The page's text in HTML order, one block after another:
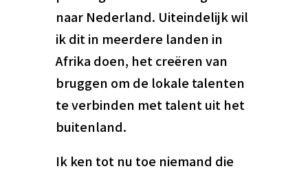
naar Nederland. Uiteindelijk wil
ik dit in meerdere landen in
Afrika doen, het creëren van
bruggen om de lokale talenten
te verbinden met talent uit het
buitenland.
Ik ken tot nu toe niemand die